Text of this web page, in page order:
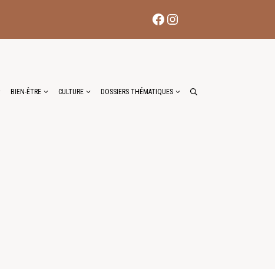
Facebook
Instagram
BIEN-ÊTRE CULTURE DOSSIERS THÉMATIQUES